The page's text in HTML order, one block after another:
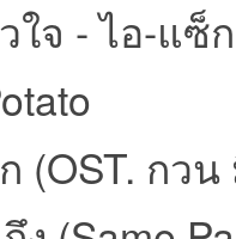
ใจ - ไอ-แซ็ก
(OST. กว